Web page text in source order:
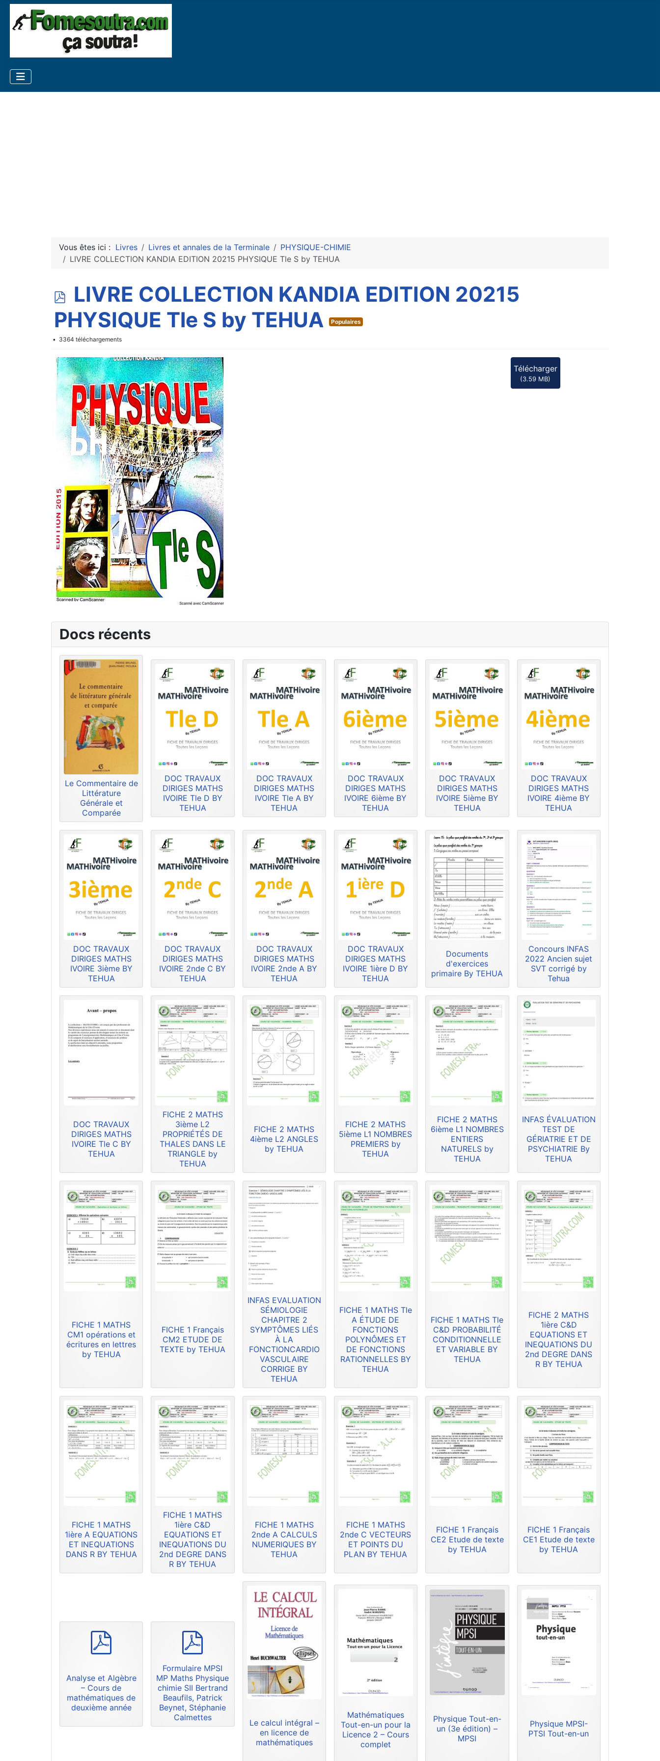
Vous êtes ici : Livres Livres et annales de la Terminale
PHYSIQUE-CHIMIE
LIVRE COLLECTION KANDIA EDITION 20215 PHYSIQUE Tle S by TEHUA
p
d
f
LIVRE COLLECTION KANDIA EDITION 20215
PHYSIQUE Tle S by TEHUA
Populaires
3364 téléchargements
Télécharger
(3.59 MB)
Docs récents
Le Commentaire de
Littérature
Générale et
Comparée
DOC TRAVAUX
DIRIGES MATHS
IVOIRE Tle D BY
TEHUA
DOC TRAVAUX
DIRIGES MATHS
IVOIRE Tle A BY
TEHUA
DOC TRAVAUX
DIRIGES MATHS
IVOIRE 6ième BY
TEHUA
DOC TRAVAUX
DIRIGES MATHS
IVOIRE 5ième BY
TEHUA
DOC TRAVAUX
DIRIGES MATHS
IVOIRE 4ième BY
TEHUA
DOC TRAVAUX
DIRIGES MATHS
IVOIRE 3ième BY
TEHUA
DOC TRAVAUX
DIRIGES MATHS
IVOIRE 2nde C BY
TEHUA
DOC TRAVAUX
DIRIGES MATHS
IVOIRE 2nde A BY
TEHUA
DOC TRAVAUX
DIRIGES MATHS
IVOIRE 1ière D BY
TEHUA
Documents
d'exercices
primaire By TEHUA
Concours INFAS
2022 Ancien sujet
SVT corrigé by
Tehua
DOC TRAVAUX
DIRIGES MATHS
IVOIRE Tle C BY
TEHUA
FICHE 2 MATHS
3ième L2
PROPRIÉTÉS DE
THALES DANS LE
TRIANGLE by
TEHUA
FICHE 2 MATHS
4ième L2 ANGLES
by TEHUA
FICHE 2 MATHS
5ième L1 NOMBRES
PREMIERS by
TEHUA
FICHE 2 MATHS
6ième L1 NOMBRES
ENTIERS
NATURELS by
TEHUA
INFAS ÉVALUATION
TEST DE
GÉRIATRIE ET DE
PSYCHIATRIE By
TEHUA
FICHE 1 MATHS
CM1 opérations et
écritures en lettres
by TEHUA
FICHE 1 Français
CM2 ETUDE DE
TEXTE by TEHUA
INFAS EVALUATION
SÉMIOLOGIE
CHAPITRE 2
SYMPTÔMES LIÉS
À LA
FONCTIONCARDIO
VASCULAIRE
CORRIGE BY
TEHUA
FICHE 1 MATHS Tle
A ÉTUDE DE
FONCTIONS
POLYNÔMES ET
DE FONCTIONS
RATIONNELLES BY
TEHUA
FICHE 1 MATHS Tle
C&D PROBABILITÉ
CONDITIONNELLE
ET VARIABLE BY
TEHUA
FICHE 2 MATHS
1ière C&D
EQUATIONS ET
INEQUATIONS DU
2nd DEGRE DANS
R BY TEHUA
FICHE 1 MATHS
1ière A EQUATIONS
ET INEQUATIONS
DANS R BY TEHUA
FICHE 1 MATHS
1ière C&D
EQUATIONS ET
INEQUATIONS DU
2nd DEGRE DANS
R BY TEHUA
FICHE 1 MATHS
2nde A CALCULS
NUMERIQUES BY
TEHUA
FICHE 1 MATHS
2nde C VECTEURS
ET POINTS DU
PLAN BY TEHUA
FICHE 1 Français
CE2 Etude de texte
by TEHUA
FICHE 1 Français
CE1 Etude de texte
by TEHUA
Analyse et Algèbre
– Cours de
mathématiques de
deuxième année
Formulaire MPSI
MP Maths Physique
chimie SII Bertrand
Beaufils, Patrick
Beynet, Stéphanie
Calmettes
Le calcul intégral –
en licence de
mathématiques
Mathématiques
Tout-en-un pour la
Licence 2 – Cours
complet
Physique Tout-en-
un (3e édition) –
MPSI
Physique MPSI-
PTSI Tout-en-un